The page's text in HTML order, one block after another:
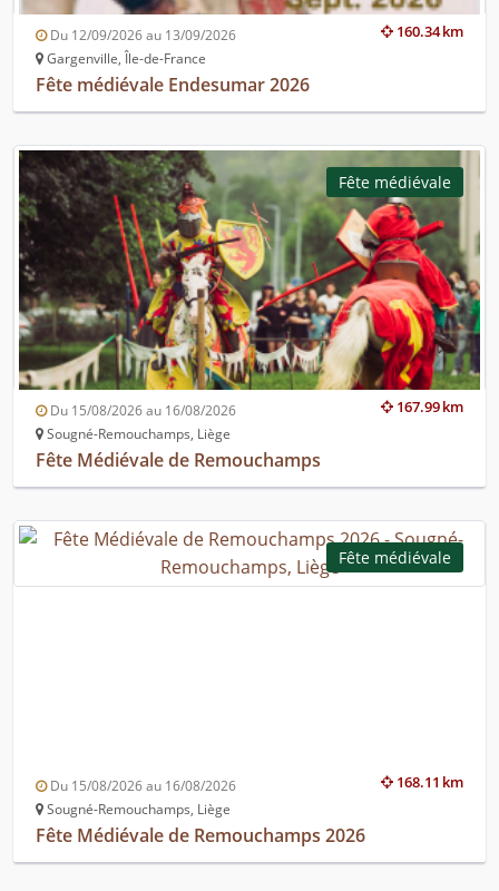
160.34 km
Du 12/09/2026 au 13/09/2026
Gargenville, Île-de-France
Fête médiévale Endesumar 2026
Fête médiévale
167.99 km
Du 15/08/2026 au 16/08/2026
Sougné-Remouchamps, Liège
Fête Médiévale de Remouchamps
Fête médiévale
168.11 km
Du 15/08/2026 au 16/08/2026
Sougné-Remouchamps, Liège
Fête Médiévale de Remouchamps 2026